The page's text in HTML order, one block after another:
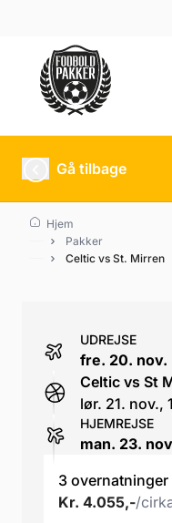
Celtic vs
Gå tilbage
Hjem
Pakker
Celtic vs St. Mirren
UDREJSE
fre. 20. nov.
Celtic vs St
lør. 21. nov.,
HJEMREJSE
man. 23.
3 overnatninger
Kr. 4.055,-/